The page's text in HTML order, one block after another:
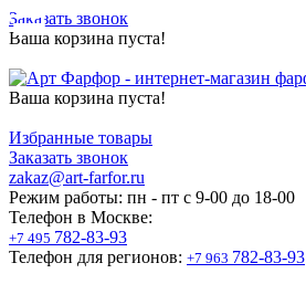
Заказать звонок
Ваша корзина пуста!
Ваша корзина пуста!
Избранные товары
Заказать звонок
zakaz@art-farfor.ru
Режим работы: пн - пт c 9-00 до 18-00
Телефон в Москве:
+7 495 782-83-93
Телефон для регионов: +7 963 782-83-93